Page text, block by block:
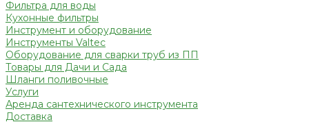
Фильтра для воды
Кухонные фильтры
Инструмент и оборудование
Инструменты Valtec
Оборудование для сварки труб из ПП
Товары для Дачи и Сада
Шланги поливочные
Услуги
Аренда сантехнического инструмента
Доставка